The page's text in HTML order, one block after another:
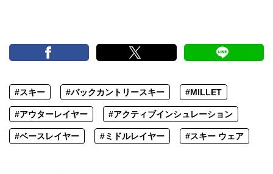
#スキー #バックカントリースキー #MILLET
#アウターレイヤー #アクティブインシュレーション
#ベースレイヤー #ミドルレイヤー #スキー ウェア